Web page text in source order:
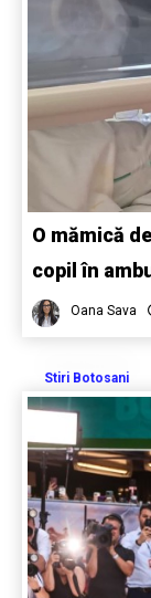
O mămică
copil în
Oana Sava
Stiri Botosani